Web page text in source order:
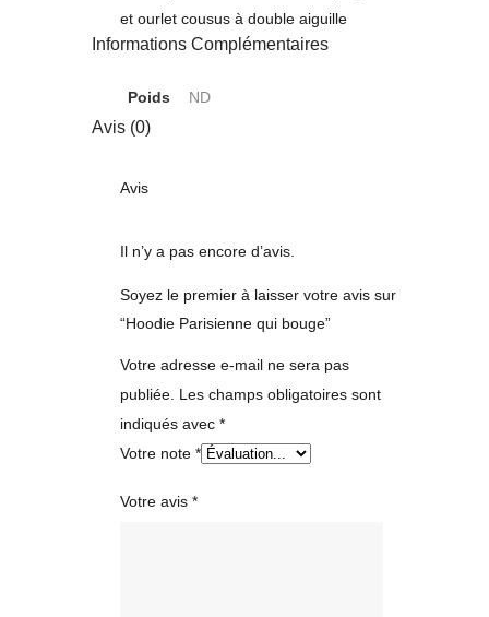
et ourlet cousus à double aiguille
Informations Complémentaires
Poids ND
Avis (0)
Avis
Il n’y a pas encore d’avis.
Soyez le premier à laisser votre avis sur
“Hoodie Parisienne qui bouge”
Votre adresse e-mail ne sera pas
publiée. Les champs obligatoires sont
indiqués avec *
Votre note *
Votre avis *